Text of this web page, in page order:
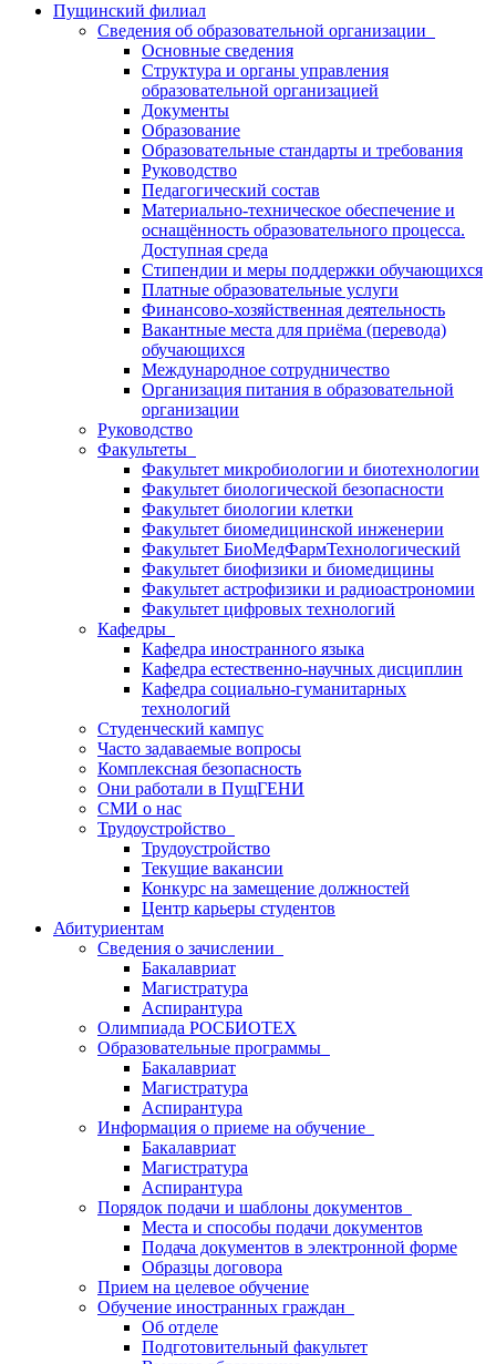
Пущинский филиал
Сведения об образовательной организации
Основные сведения
Структура и органы управления
образовательной организацией
Документы
Образование
Образовательные стандарты и требования
Руководство
Педагогический состав
Материально-техническое обеспечение и
оснащённость образовательного процесса.
Доступная среда
Стипендии и меры поддержки обучающихся
Платные образовательные услуги
Финансово-хозяйственная деятельность
Вакантные места для приёма (перевода)
обучающихся
Международное сотрудничество
Организация питания в образовательной
организации
Руководство
Факультеты
Факультет микробиологии и биотехнологии
Факультет биологической безопасности
Факультет биологии клетки
Факультет биомедицинской инженерии
Факультет БиоМедФармТехнологический
Факультет биофизики и биомедицины
Факультет астрофизики и радиоастрономии
Факультет цифровых технологий
Кафедры
Кафедра иностранного языка
Кафедра естественно-научных дисциплин
Кафедра социально-гуманитарных
технологий
Студенческий кампус
Часто задаваемые вопросы
Комплексная безопасность
Они работали в ПущГЕНИ
СМИ о нас
Трудоустройство
Трудоустройство
Текущие вакансии
Конкурс на замещение должностей
Центр карьеры студентов
Абитуриентам
Сведения о зачислении
Бакалавриат
Магистратура
Аспирантура
Олимпиада РОСБИОТЕХ
Образовательные программы
Бакалавриат
Магистратура
Аспирантура
Информация о приеме на обучение
Бакалавриат
Магистратура
Аспирантура
Порядок подачи и шаблоны документов
Места и способы подачи документов
Подача документов в электронной форме
Образцы договора
Прием на целевое обучение
Обучение иностранных граждан
Об отделе
Подготовительный факультет